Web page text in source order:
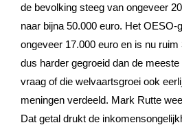
de bevolking steeg van ongeveer
naar bijna 50.000 euro. Het OESO-
ongeveer 17.000 euro en is nu
dus harder gegroeid dan de
vraag of die welvaartsgroei ook
meningen verdeeld. Mark Rutte
Dat getal drukt de